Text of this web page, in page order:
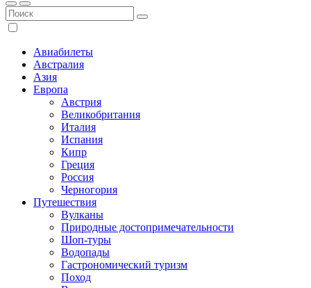
Авиабилеты
Австралия
Азия
Европа
Австрия
Великобритания
Италия
Испания
Кипр
Греция
Россия
Черногория
Путешествия
Вулканы
Природные достопримечательности
Шоп-туры
Водопады
Гастрономический туризм
Поход